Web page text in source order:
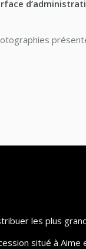
les plus
situé à Aime